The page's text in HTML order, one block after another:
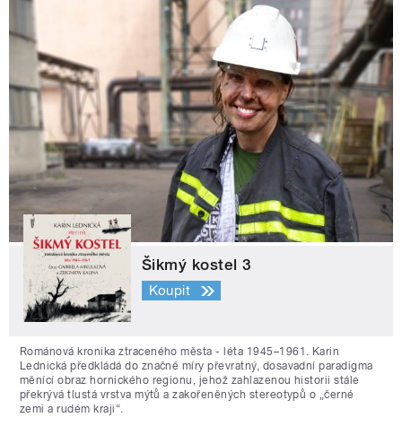
Šikmý kostel 3
Koupit
Románová kronika ztraceného města - léta 1945–1961. Karin
Lednická předkládá do značné míry převratný, dosavadní paradigma
měnící obraz hornického regionu, jehož zahlazenou historii stále
překrývá tlustá vrstva mýtů a zakořeněných stereotypů o „černé
zemi a rudém kraji“.